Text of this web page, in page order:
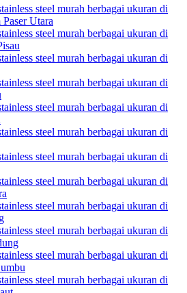
steel murah berbagai ukuran di
Utara
steel murah berbagai ukuran di
steel murah berbagai ukuran di
steel murah berbagai ukuran di
steel murah berbagai ukuran di
steel murah berbagai ukuran di
steel murah berbagai ukuran di
steel murah berbagai ukuran di
steel murah berbagai ukuran di
steel murah berbagai ukuran di
steel murah berbagai ukuran di
steel murah berbagai ukuran di